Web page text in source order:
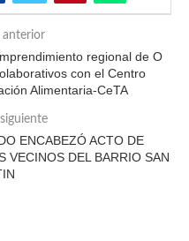
anterior
regional de O
con el Centro
Alimentaria-CeTA
ENCABEZÓ ACTO DE
VECINOS DEL BARRIO SAN